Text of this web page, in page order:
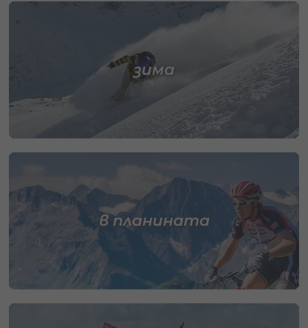
зима
в планината